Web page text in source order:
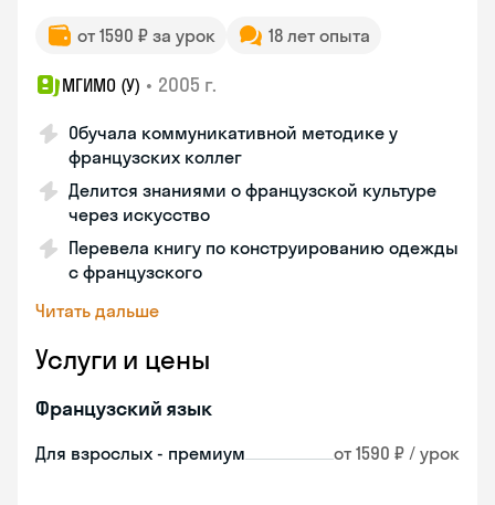
от 1590 ₽ за урок 18 лет опыта
МГИМО (У) • 2005 г.
Обучала коммуникативной методике у
французских коллег
Делится знаниями о французской культуре
через искусство
Перевела книгу по конструированию одежды
с французского
Читать дальше
Услуги и цены
Французский язык
Для взрослых - премиум от 1590 ₽ / урок